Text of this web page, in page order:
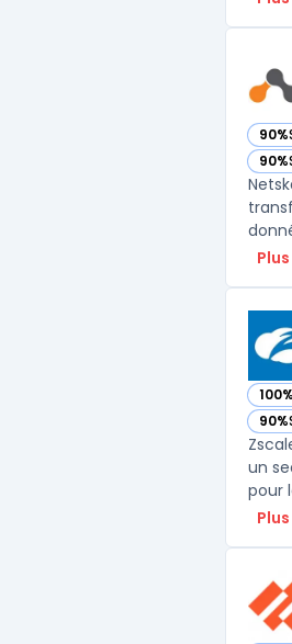
90%
—
90%
—
100%
—
90%
—
un
pour